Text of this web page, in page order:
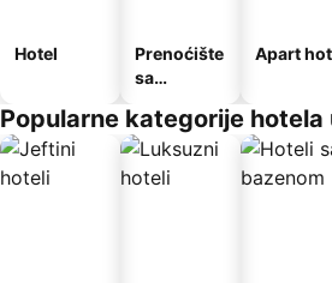
Hotel
Prenoćište
sa
Apart
Popularne kategorije hotela